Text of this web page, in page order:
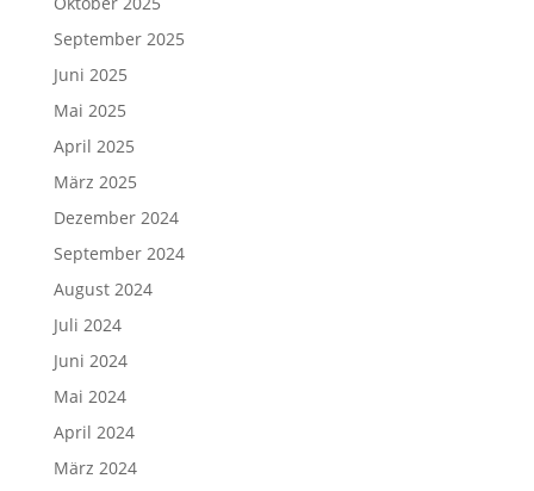
September 2025
Juni 2025
Mai 2025
April 2025
März 2025
Dezember 2024
September 2024
August 2024
Juli 2024
Juni 2024
Mai 2024
April 2024
März 2024